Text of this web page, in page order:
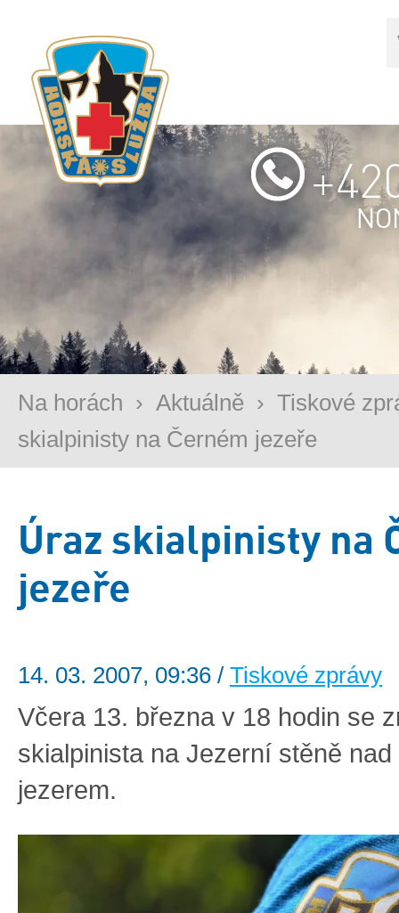
Na horách › Aktuálně › Tiskové
skialpinisty na Černém jezeře
Úraz skialpinisty na
jezeře
14. 03. 2007, 09:36 / Tiskové zprávy
Včera 13. března v 18 hodin se
skialpinista na Jezerní stěně
jezerem.